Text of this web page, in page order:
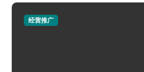
经营推广